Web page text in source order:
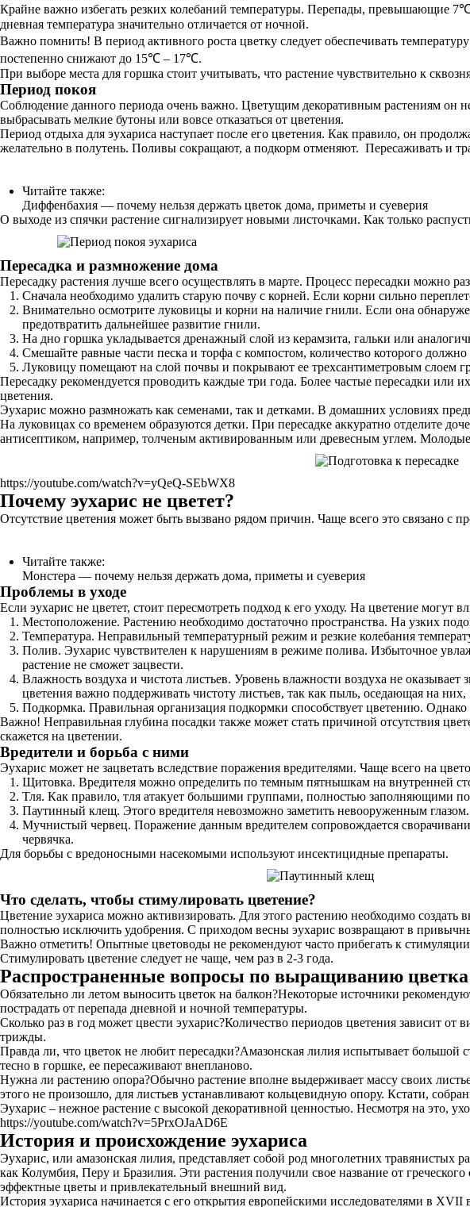
Крайне важно избегать резких колебаний температуры. Перепады, превышающие
дневная температура значительно отличается от ночной.
Важно помнить! В период активного роста цветку следует обеспечивать
постепенно снижают до 15℃ – 17℃.
При выборе места для горшка стоит учитывать, что растение чувствительно к
Период покоя
Соблюдение данного периода очень важно. Цветущим декоративным растениям он
выбрасывать мелкие бутоны или вовсе отказаться от цветения.
Период отдыха для эухариса наступает после его цветения. Как правило, он
желательно в полутень. Поливы сокращают, а подкорм отменяют. Пересаживать и
Читайте также:
Диффенбахия — почему нельзя держать цветок дома, приметы и суеверия
О выходе из спячки растение сигнализирует новыми листочками. Как только
Пересадка и размножение дома
Пересадку растения лучше всего осуществлять в марте. Процесс пересадки можно
Сначала необходимо удалить старую почву с корней. Если корни сильно
Внимательно осмотрите луковицы и корни на наличие гнили. Если она
предотвратить дальнейшее развитие гнили.
На дно горшка укладывается дренажный слой из керамзита, гальки или
Смешайте равные части песка и торфа с компостом, количество которого
Луковицу помещают на слой почвы и покрывают ее трехсантиметровым слоем
Пересадку рекомендуется проводить каждые три года. Более частые пересадки или
цветения.
Эухарис можно размножать как семенами, так и детками. В домашних условиях
На луковицах со временем образуются детки. При пересадке аккуратно отделите
антисептиком, например, толченым активированным или древесным углем.
https://youtube.com/watch?v=yQeQ-SEbWX8
Почему эухарис не цветет?
Отсутствие цветения может быть вызвано рядом причин. Чаще всего это связано с
Читайте также:
Монстера — почему нельзя держать дома, приметы и суеверия
Проблемы в уходе
Если эухарис не цветет, стоит пересмотреть подход к его уходу. На цветение могут
Местоположение. Растению необходимо достаточно пространства. На узких
Температура. Неправильный температурный режим и резкие колебания
Полив. Эухарис чувствителен к нарушениям в режиме полива. Избыточное
растение не сможет зацвести.
Влажность воздуха и чистота листьев. Уровень влажности воздуха не
цветения важно поддерживать чистоту листьев, так как пыль, оседающая на
Подкормка. Правильная организация подкормки способствует цветению.
Важно! Неправильная глубина посадки также может стать причиной отсутствия
скажется на цветении.
Вредители и борьба с ними
Эухарис может не зацветать вследствие поражения вредителями. Чаще всего на
Щитовка. Вредителя можно определить по темным пятнышкам на внутренней
Тля. Как правило, тля атакует большими группами, полностью заполняющими
Паутинный клещ. Этого вредителя невозможно заметить невооруженным
Мучнистый червец. Поражение данным вредителем сопровождается
червячка.
Для борьбы с вредоносными насекомыми используют инсектицидные препараты.
Что сделать, чтобы стимулировать цветение?
Цветение эухариса можно активизировать. Для этого растению необходимо
полностью исключить удобрения. С приходом весны эухарис возвращают в
Важно отметить! Опытные цветоводы не рекомендуют часто прибегать к
Стимулировать цветение следует не чаще, чем раз в 2-3 года.
Распространенные вопросы по выращиванию цветка
Обязательно ли летом выносить цветок на балкон?Некоторые источники
пострадать от перепада дневной и ночной температуры.
Сколько раз в год может цвести эухарис?Количество периодов цветения зависит
трижды.
Правда ли, что цветок не любит пересадки?Амазонская лилия испытывает большой
тесно в горшке, ее пересаживают внепланово.
Нужна ли растению опора?Обычно растение вполне выдерживает массу своих
этого не произошло, для листьев устанавливают кольцевидную опору. Кстати,
Эухарис – нежное растение с высокой декоративной ценностью. Несмотря на это,
https://youtube.com/watch?v=5PrxOJaAD6E
История и происхождение эухариса
Эухарис, или амазонская лилия, представляет собой род многолетних
как Колумбия, Перу и Бразилия. Эти растения получили свое название от
эффектные цветы и привлекательный внешний вид.
История эухариса начинается с его открытия европейскими исследователями в